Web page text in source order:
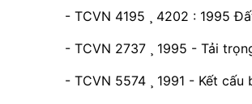
- TCVN 4195 ¸ 4202 : 1995
- TCVN 2737 ¸ 1995 - Tải
- TCVN 5574 ¸ 1991 - Kết